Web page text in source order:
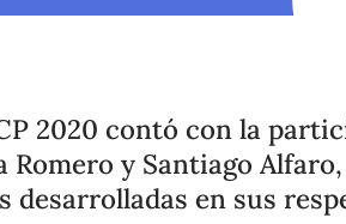
2020 contó con la
Romero y Santiago
en sus